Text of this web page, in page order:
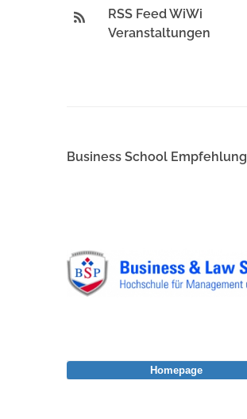
RSS Feed WiWi
Veranstaltungen
Business School Empfehlung
Homepage